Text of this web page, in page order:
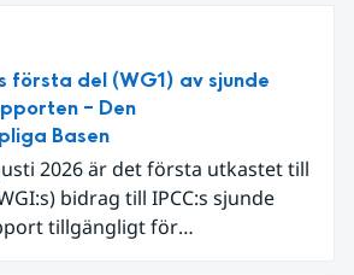
Västeuropa var det den allra
betingades till stor del av en
av månaden. Världshavens
var den högsta som
juni månad, vilket ligger i fas med
Niño i Stilla havet.
första del (WG1) av sjunde
– Den
Basen
2026 är det första utkastet till
bidrag till IPCC:s sjunde
tillgängligt för